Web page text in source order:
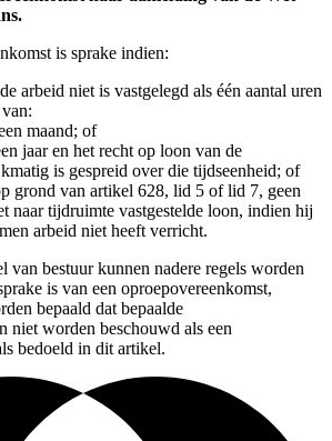
is sprake indien:
arbeid niet is vastgelegd als één aantal uren
maand; of
jaar en het recht op loon van de
is gespreid over die tijdseenheid; of
grond van artikel 628, lid 5 of lid 7, geen
naar tijdruimte vastgestelde loon, indien hij
arbeid niet heeft verricht.
van bestuur kunnen nadere regels worden
is van een oproepovereenkomst,
bepaald dat bepaalde
niet worden beschouwd als een
bedoeld in dit artikel.